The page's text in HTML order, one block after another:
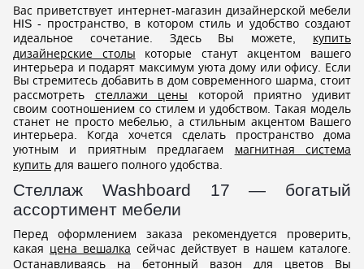
Вас приветствует интернет-магазин дизайнерской мебели
HIS - пространство, в котором стиль и удобство создают
идеальное сочетание. Здесь Вы можете, купить
дизайнерские столы которые станут акцентом вашего
интерьера и подарят максимум уюта дому или офису. Если
Вы стремитесь добавить в дом современного шарма, стоит
рассмотреть стеллажи цены которой приятно удивит
своим соотношением со стилем и удобством. Такая модель
станет не просто мебелью, а стильным акцентом Вашего
интерьера. Когда хочется сделать пространство дома
уютным и приятным предлагаем магнитная система
купить для вашего полного удобства.
Стеллаж Washboard 17 — богатый
ассортимент мебели
Перед оформлением заказа рекомендуется проверить,
какая цена вешалка сейчас действует в нашем каталоге.
Останавливаясь на бетонный вазон для цветов Вы